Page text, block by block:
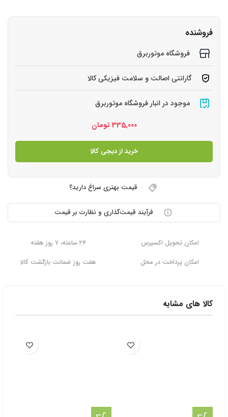
فروشنده
فروشگاه موتوربرق
گارانتی اصالت و سلامت فیزیکی کالا
موجود در انبار فروشگاه موتوربرق
335,000 تومان
خرید از دیجی کالا
قیمت بهتری سراغ دارید؟
فرآیند قیمت‌گذاری و نظارت بر قیمت
امکان تحویل اکسپرس
۲۴ ساعته، ۷ روز هفته
امکان پرداخت در محل
هفت روز ضمانت بازگشت کالا
کالا های مشابه